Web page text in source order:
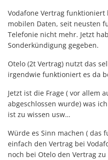
Vodafone Vertrag
mobilen Daten, seit neusten
Telefonie nicht mehr. Jetzt
Sonderkündigung gegeben.
Otelo (2t Vertrag) nutzt das
irgendwie funktioniert es da
Jetzt ist die Frage ( vor allem
abgeschlossen wurde) was
ist zu wissen usw…
Würde es Sinn machen ( das
einfach den Vertrag bei
noch bei Otelo den Vertrag zu